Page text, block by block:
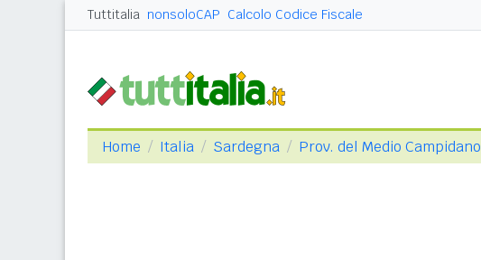
Tuttitalia nonsoloCAP Calcolo Codice Fiscale
Home Italia Sardegna Prov. del Medio Campidano